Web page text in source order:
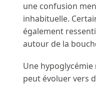
une confusion
inhabituelle.
également
autour de la
Une
peut évoluer vers